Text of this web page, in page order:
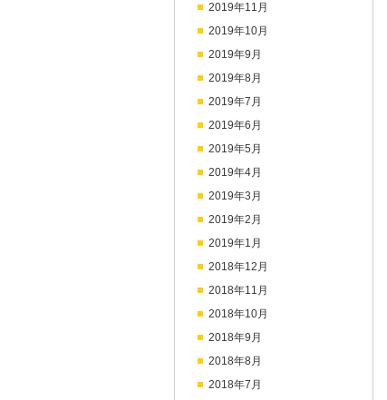
2019年11月
2019年10月
2019年9月
2019年8月
2019年7月
2019年6月
2019年5月
2019年4月
2019年3月
2019年2月
2019年1月
2018年12月
2018年11月
2018年10月
2018年9月
2018年8月
2018年7月